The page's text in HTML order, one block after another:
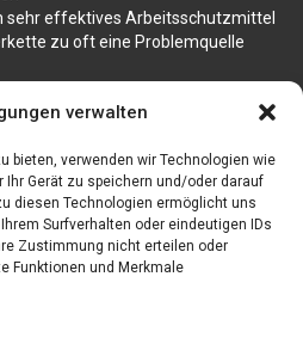
verwalten
bieten, verwenden wir Technologien wie
Ihr Gerät zu speichern und/oder darauf
diesen Technologien ermöglicht uns
Surfverhalten oder eindeutigen IDs
Zustimmung nicht erteilen oder
Funktionen und Merkmale
sehr effektives Arbeitsschutzmittel
zu oft eine Problemquelle
Ihren Senioren
zu machen